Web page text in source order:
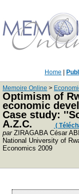
Home
Memoire Online >
Optimism of
economic
Case study:
A.Z.C.
(
parZIRAGABA César
National University of
Economics 2009